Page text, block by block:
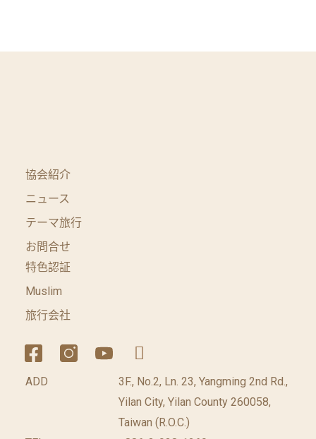
協会紹介
ニュース
テーマ旅行
お問合せ
特色認証
Muslim
旅行会社
ADD
3F., No.2, Ln. 23, Yangming 2nd Rd.,
Yilan City, Yilan County 260058,
Taiwan (R.O.C.)